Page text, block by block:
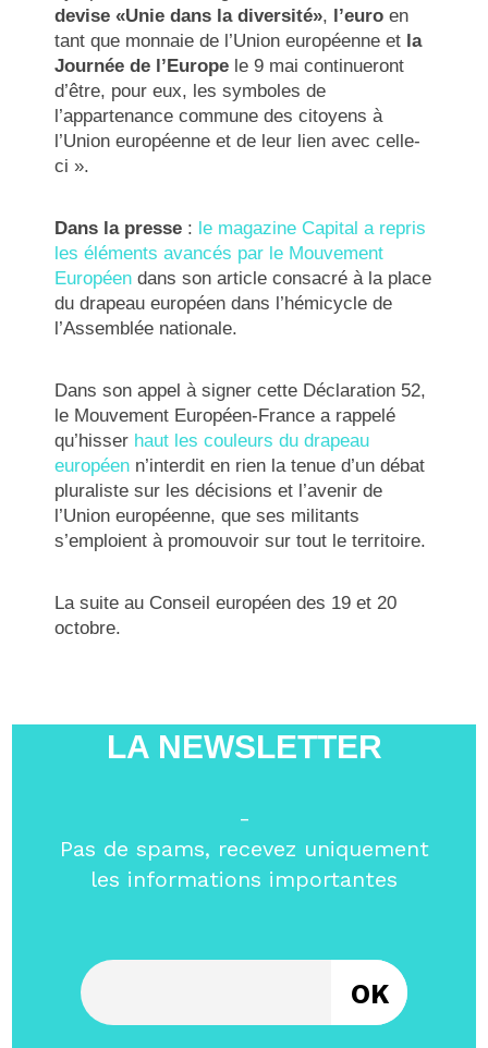
devise «Unie dans la diversité», l’euro en
tant que monnaie de l’Union européenne et la
Journée de l’Europe le 9 mai continueront
d’être, pour eux, les symboles de
l’appartenance commune des citoyens à
l’Union européenne et de leur lien avec celle-
ci ».
Dans la presse : le magazine Capital a repris
les éléments avancés par le Mouvement
Européen dans son article consacré à la place
du drapeau européen dans l’hémicycle de
l’Assemblée nationale.
Dans son appel à signer cette Déclaration 52,
le Mouvement Européen-France a rappelé
qu’hisser haut les couleurs du drapeau
européen n’interdit en rien la tenue d’un débat
pluraliste sur les décisions et l’avenir de
l’Union européenne, que ses militants
s’emploient à promouvoir sur tout le territoire.
La suite au Conseil européen des 19 et 20
octobre.
LA NEWSLETTER
-
Pas de spams, recevez uniquement
les informations importantes